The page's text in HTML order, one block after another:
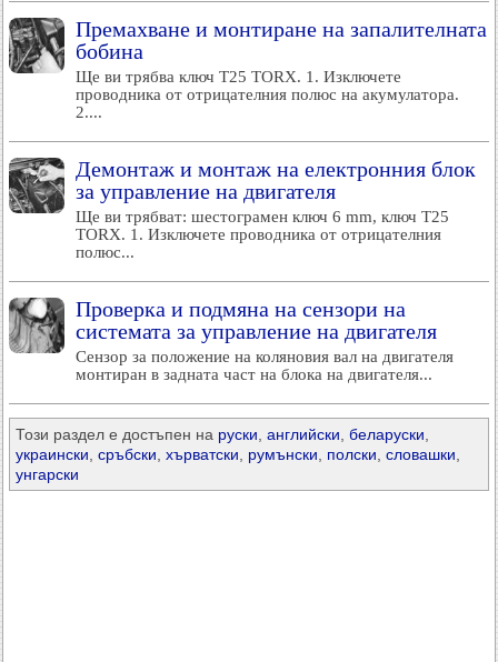
Премахване и монтиране на запалителната
бобина
Ще ви трябва ключ T25 TORX. 1. Изключете
проводника от отрицателния полюс на акумулатора.
2....
Демонтаж и монтаж на електронния блок
за управление на двигателя
Ще ви трябват: шестограмен ключ 6 mm, ключ T25
TORX. 1. Изключете проводника от отрицателния
полюс...
Проверка и подмяна на сензори на
системата за управление на двигателя
Сензор за положение на коляновия вал на двигателя
монтиран в задната част на блока на двигателя...
Този раздел е достъпен на руски английски беларуски
украински сръбски хърватски румънски полски словашки
унгарски